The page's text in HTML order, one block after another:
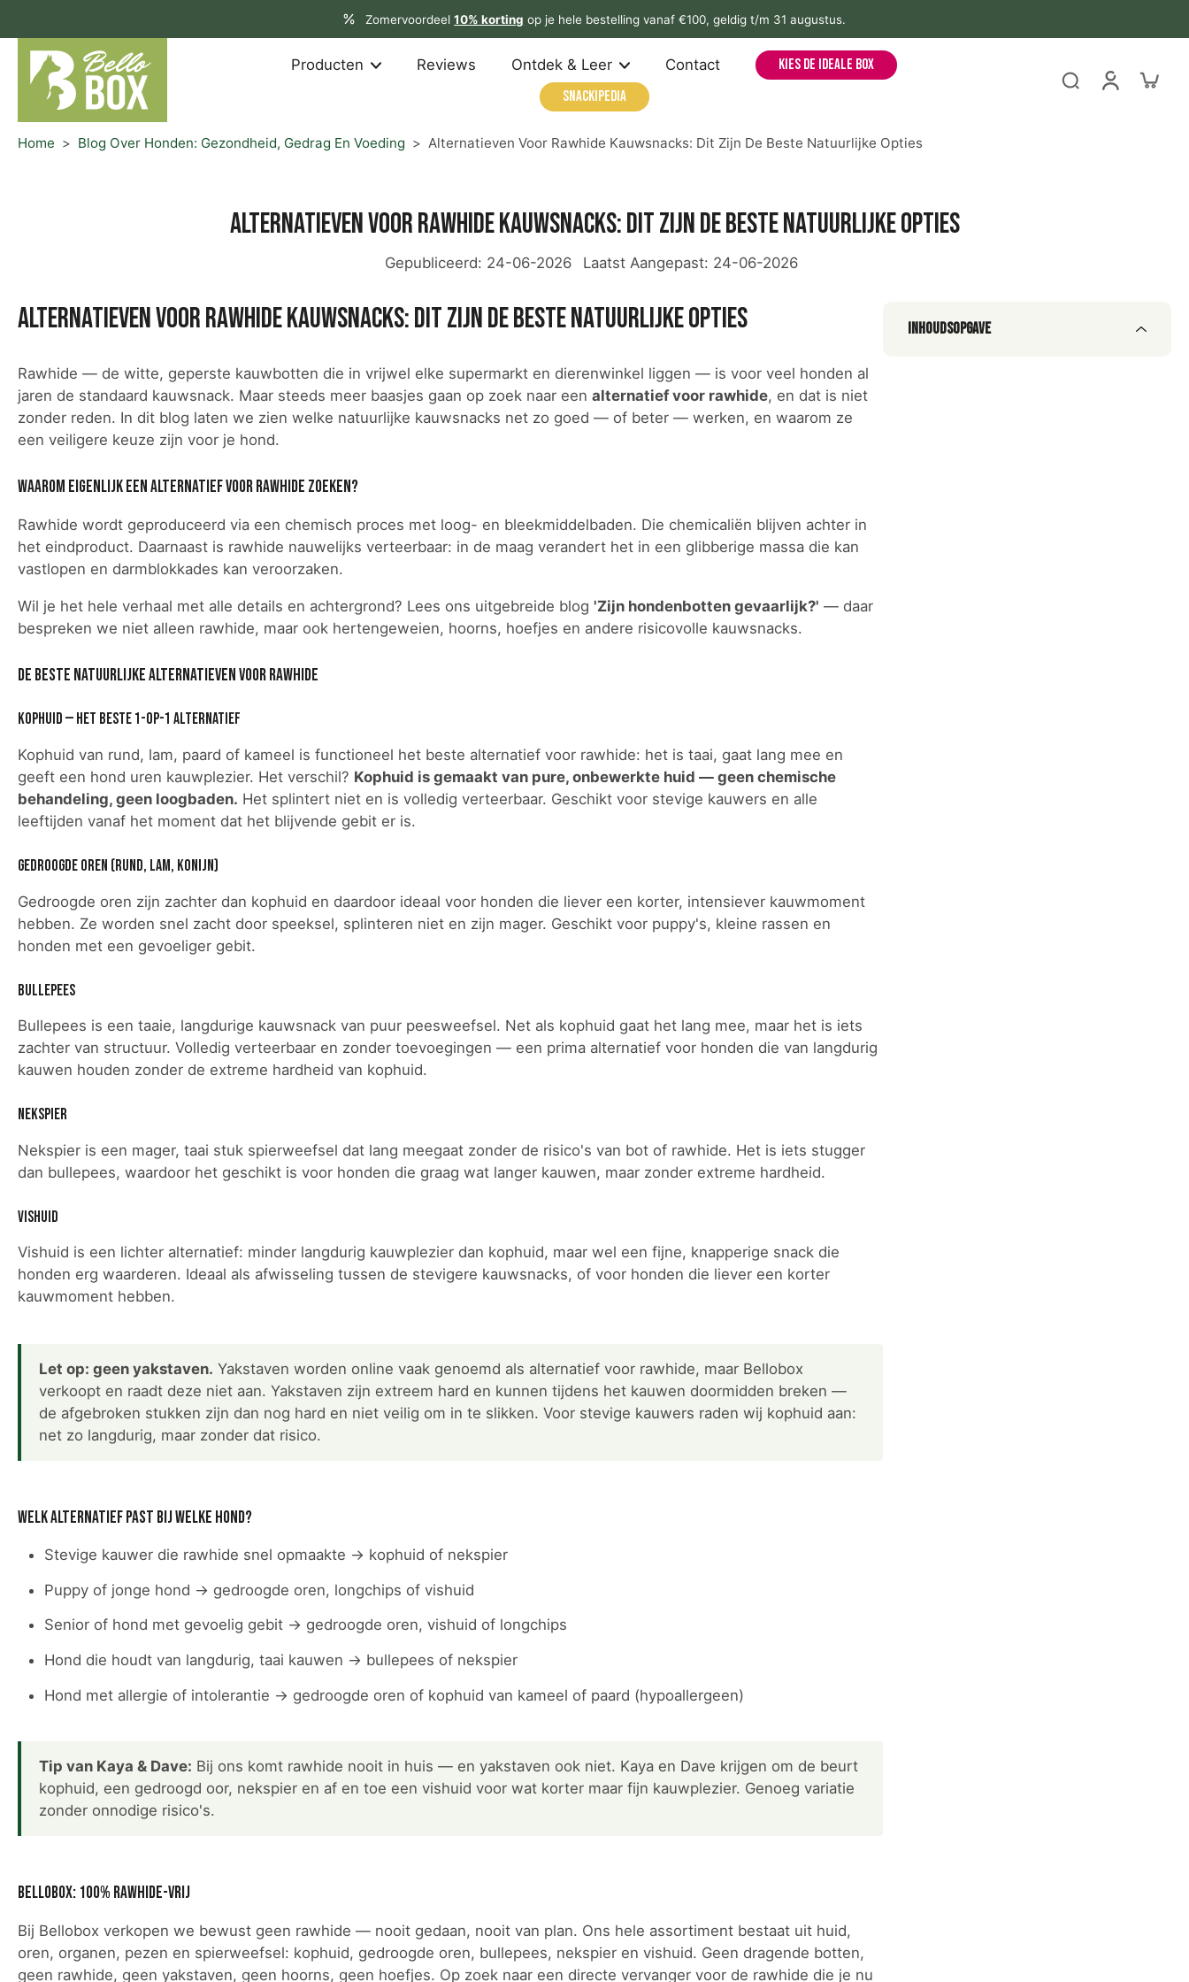
Zomervoordeel10% korting op je hele bestelling vanaf €100, geldig t/m 31 augustus.
Producten Reviews Ontdek & Leer Contact
Kies de ideale box
Snackipedia
Home > Blog Over Honden: Gezondheid, Gedrag En Voeding > Alternatieven Voor Rawhide Kauwsnacks: Dit Zijn De Beste Natuurlijke Opties
Alternatieven voor rawhide kauwsnacks: dit zijn de beste natuurlijke opties
Gepubliceerd: 24-06-2026 Laatst Aangepast: 24-06-2026
Inhoudsopgave
Alternatieven voor rawhide kauwsnacks: dit zijn de beste natuurlijke opties
Rawhide — de witte, geperste kauwbotten die in vrijwel elke supermarkt en dierenwinkel liggen — is voor veel honden al
jaren de standaard kauwsnack. Maar steeds meer baasjes gaan op zoek naar een alternatief voor rawhide, en dat is niet
zonder reden. In dit blog laten we zien welke natuurlijke kauwsnacks net zo goed — of beter — werken, en waarom ze
een veiligere keuze zijn voor je hond.
Waarom eigenlijk een alternatief voor rawhide zoeken?
Rawhide wordt geproduceerd via een chemisch proces met loog- en bleekmiddelbaden. Die chemicaliën blijven achter in
het eindproduct. Daarnaast is rawhide nauwelijks verteerbaar: in de maag verandert het in een glibberige massa die kan
vastlopen en darmblokkades kan veroorzaken.
Wil je het hele verhaal met alle details en achtergrond? Lees ons uitgebreide blog 'Zijn hondenbotten gevaarlijk?' — daar
bespreken we niet alleen rawhide, maar ook hertengeweien, hoorns, hoefjes en andere risicovolle kauwsnacks.
De beste natuurlijke alternatieven voor rawhide
Kophuid — het beste 1-op-1 alternatief
Kophuid van rund, lam, paard of kameel is functioneel het beste alternatief voor rawhide: het is taai, gaat lang mee en
geeft een hond uren kauwplezier. Het verschil? Kophuid is gemaakt van pure, onbewerkte huid — geen chemische
behandeling, geen loogbaden. Het splintert niet en is volledig verteerbaar. Geschikt voor stevige kauwers en alle
leeftijden vanaf het moment dat het blijvende gebit er is.
Gedroogde oren (rund, lam, konijn)
Gedroogde oren zijn zachter dan kophuid en daardoor ideaal voor honden die liever een korter, intensiever kauwmoment
hebben. Ze worden snel zacht door speeksel, splinteren niet en zijn mager. Geschikt voor puppy's, kleine rassen en
honden met een gevoeliger gebit.
Bullepees
Bullepees is een taaie, langdurige kauwsnack van puur peesweefsel. Net als kophuid gaat het lang mee, maar het is iets
zachter van structuur. Volledig verteerbaar en zonder toevoegingen — een prima alternatief voor honden die van langdurig
kauwen houden zonder de extreme hardheid van kophuid.
Nekspier
Nekspier is een mager, taai stuk spierweefsel dat lang meegaat zonder de risico's van bot of rawhide. Het is iets stugger
dan bullepees, waardoor het geschikt is voor honden die graag wat langer kauwen, maar zonder extreme hardheid.
Vishuid
Vishuid is een lichter alternatief: minder langdurig kauwplezier dan kophuid, maar wel een fijne, knapperige snack die
honden erg waarderen. Ideaal als afwisseling tussen de stevigere kauwsnacks, of voor honden die liever een korter
kauwmoment hebben.
Let op: geen yakstaven. Yakstaven worden online vaak genoemd als alternatief voor rawhide, maar Bellobox
verkoopt en raadt deze niet aan. Yakstaven zijn extreem hard en kunnen tijdens het kauwen doormidden breken —
de afgebroken stukken zijn dan nog hard en niet veilig om in te slikken. Voor stevige kauwers raden wij kophuid aan:
net zo langdurig, maar zonder dat risico.
Welk alternatief past bij welke hond?
Stevige kauwer die rawhide snel opmaakte → kophuid of nekspier
Puppy of jonge hond → gedroogde oren, longchips of vishuid
Senior of hond met gevoelig gebit → gedroogde oren, vishuid of longchips
Hond die houdt van langdurig, taai kauwen → bullepees of nekspier
Hond met allergie of intolerantie → gedroogde oren of kophuid van kameel of paard (hypoallergeen)
Tip van Kaya & Dave: Bij ons komt rawhide nooit in huis — en yakstaven ook niet. Kaya en Dave krijgen om de beurt
kophuid, een gedroogd oor, nekspier en af en toe een vishuid voor wat korter maar fijn kauwplezier. Genoeg variatie
zonder onnodige risico's.
Bellobox: 100% rawhide-vrij
Bij Bellobox verkopen we bewust geen rawhide — nooit gedaan, nooit van plan. Ons hele assortiment bestaat uit huid,
oren, organen, pezen en spierweefsel: kophuid, gedroogde oren, bullepees, nekspier en vishuid. Geen dragende botten,
geen rawhide, geen yakstaven, geen hoorns, geen hoefjes. Op zoek naar een directe vervanger voor de rawhide die je nu